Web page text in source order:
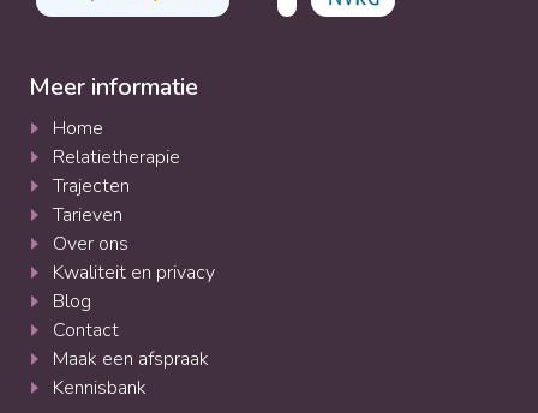
Meer informatie
Home
Relatietherapie
Trajecten
Tarieven
Over ons
Kwaliteit en privacy
Blog
Contact
Maak een afspraak
Kennisbank